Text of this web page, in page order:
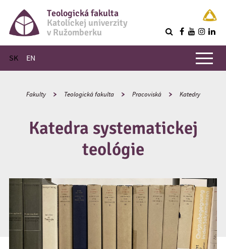
Teologická fakulta
Katolíckej univerzity
v Ružomberku
SK EN
Hlavné menu
Fakulty Teologická fakulta Pracoviská Katedry
Katedra systematickej
teológie